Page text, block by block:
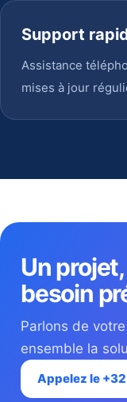
Support
Assistance
mises à jour
Un
besoin
Parlons de
ensemble la
Appelez le